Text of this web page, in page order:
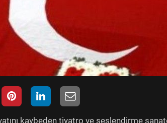
kaybeden tiyatro ve seslendirme